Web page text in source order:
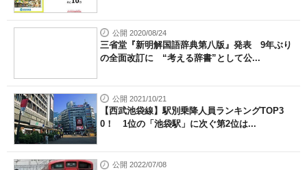
公開 2020/08/24
三省堂『新明解国語辞典第八版』発表 9年ぶり
の全面改訂に “考える辞書”として公...
公開 2021/10/21
【西武池袋線】駅別乗降人員ランキングTOP3
0！ 1位の「池袋駅」に次ぐ第2位は...
公開 2022/07/08